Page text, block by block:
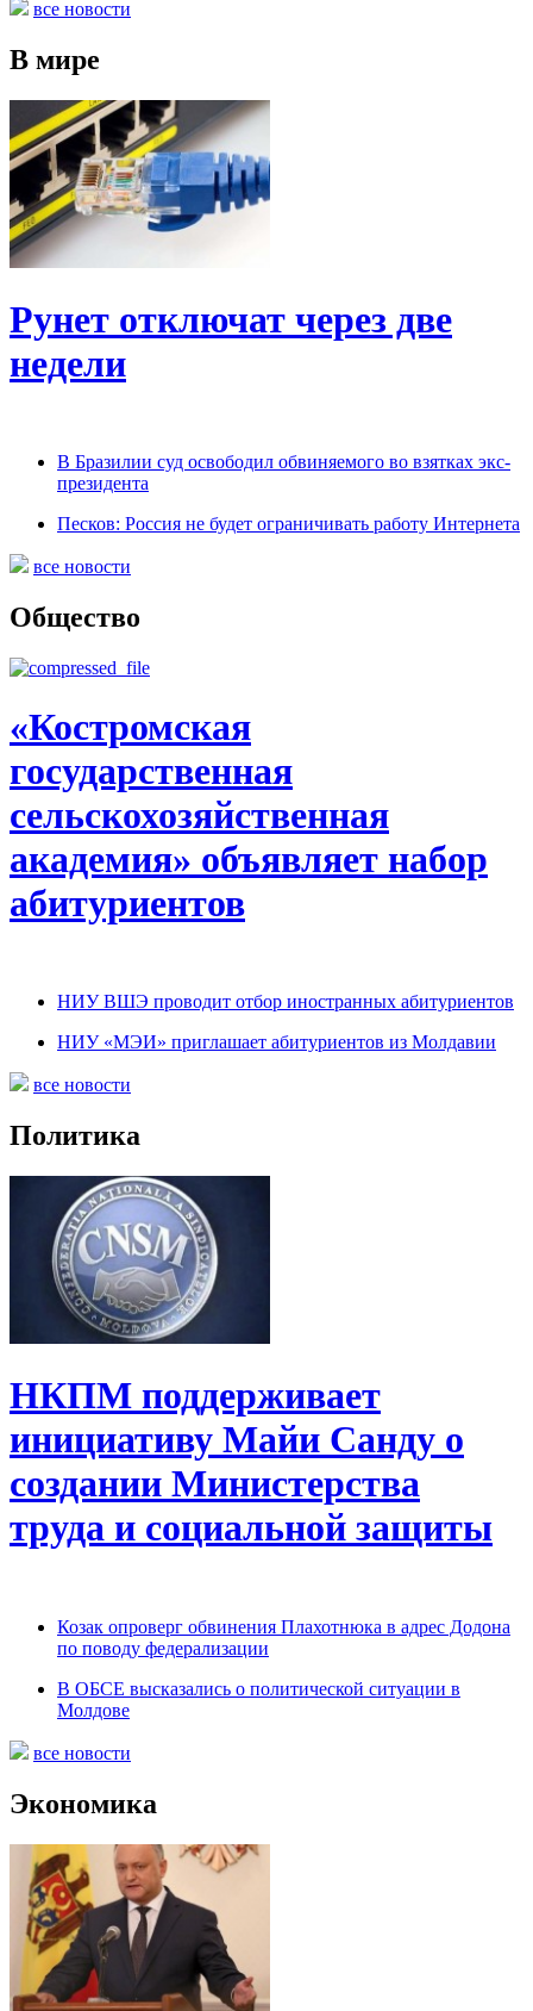
все новости
В мире
Рунет отключат через две
недели
В Бразилии суд освободил обвиняемого во взятках экс-
президента
Песков: Россия не будет ограничивать работу Интернета
все новости
Общество
«Костромская
государственная
сельскохозяйственная
академия» объявляет набор
абитуриентов
НИУ ВШЭ проводит отбор иностранных абитуриентов
НИУ «МЭИ» приглашает абитуриентов из Молдавии
все новости
Политика
НКПМ поддерживает
инициативу Майи Санду о
создании Министерства
труда и социальной защиты
Козак опроверг обвинения Плахотнюка в адрес Додона
по поводу федерализации
В ОБСЕ высказались о политической ситуации в
Молдове
все новости
Экономика